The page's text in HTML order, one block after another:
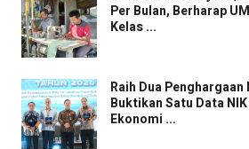
Per Bulan, Berharap
Kelas ...
Raih Dua
Buktikan Satu Data
Ekonomi ...